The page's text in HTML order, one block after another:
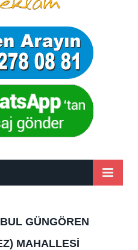
GÜNGÖREN
MAHALLESI